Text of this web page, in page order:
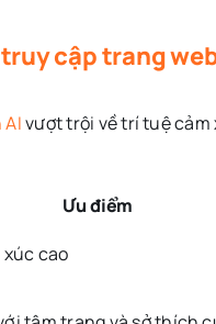
truy cập trang
vượt trội về trí tuệ
Ưu điểm
cao